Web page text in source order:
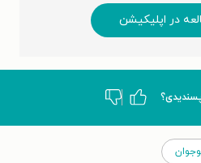
در اپلیکیشن